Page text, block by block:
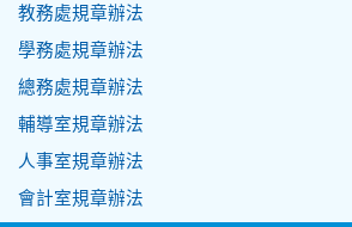
教務處規章辦法
學務處規章辦法
總務處規章辦法
輔導室規章辦法
人事室規章辦法
會計室規章辦法